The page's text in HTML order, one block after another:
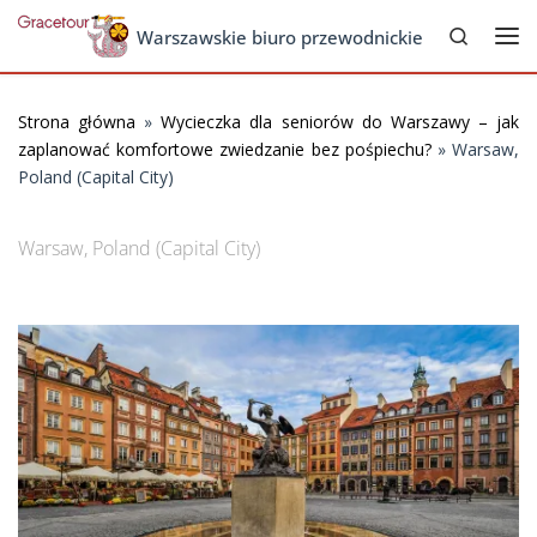
Skip to contentWarszawskie biuro przewodnickie
Search
Strona główna »Wycieczka dla seniorów do Warszawy – jak
zaplanować komfortowe zwiedzanie bez pośpiechu?»Warsaw,
Poland (Capital City)
Warsaw, Poland (Capital City)
Images navigation